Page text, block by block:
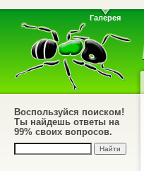
Галерея
Воспользуйся поиском!
Ты найдешь ответы на
99% своих вопросов.